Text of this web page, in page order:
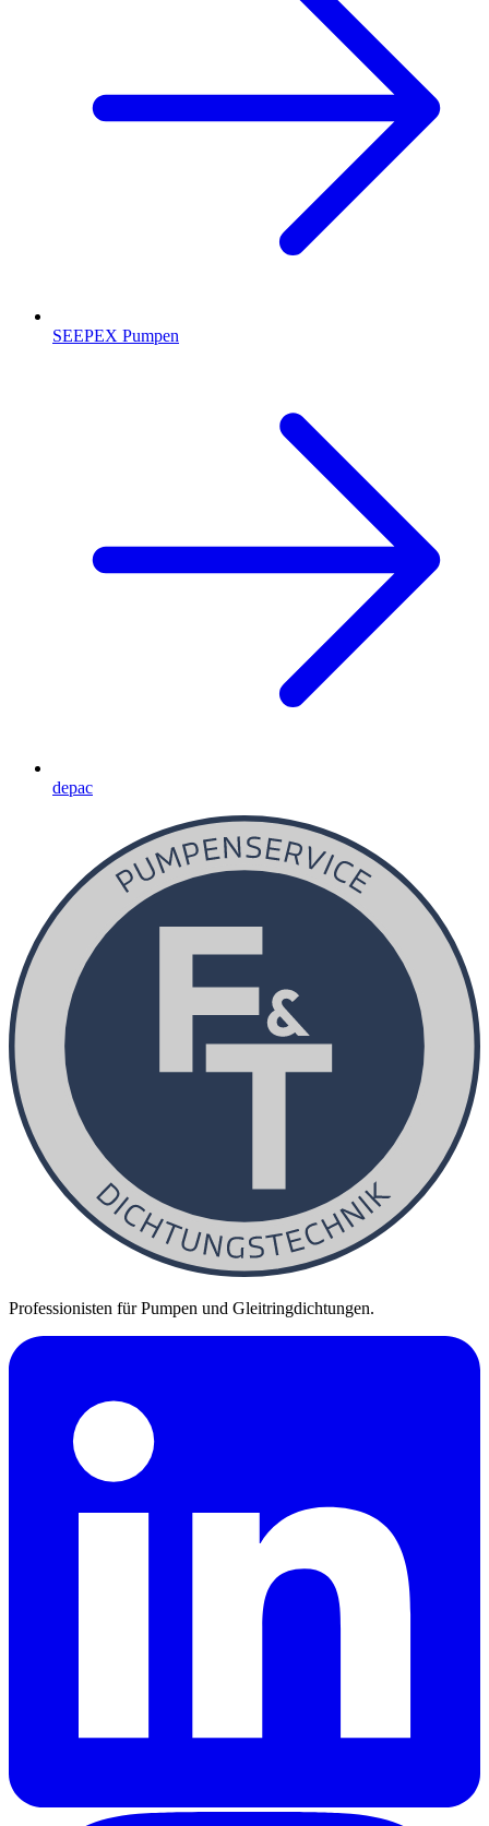
SEEPEX Pumpen
depac
Professionisten für Pumpen und Gleitringdichtungen.